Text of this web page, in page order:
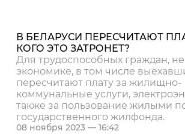
В БЕЛАРУСИ ПЕРЕСЧИТАЮТ
КОГО ЭТО ЗАТРОНЕТ?
Для трудоспособных граждан,
экономике, в том числе
пересчитают плату за жилищно-
коммунальные услуги,
также за пользование жилыми
государственного жилфонда.
08 ноября 2023 — 16:42